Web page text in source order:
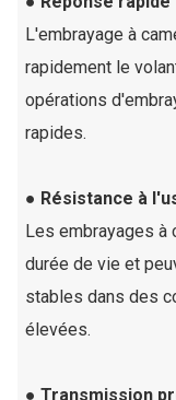
L'embrayage à
rapidement le
opérations
rapides.
● Résistance à
Les embrayages à
durée de vie et
stables dans des
élevées.
● Transmission